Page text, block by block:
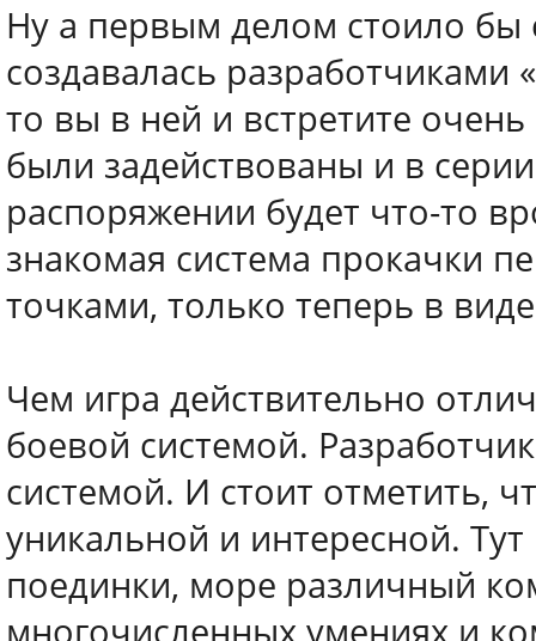
Ну а первым делом стоило бы
создавалась разработчиками
то вы в ней и встретите
были задействованы и в
распоряжении будет что-то
знакомая система прокачки
точками, только теперь в
Чем игра действительно
боевой системой.
системой. И стоит отметить,
уникальной и интересной.
поединки, море различный
многочисленных умениях и